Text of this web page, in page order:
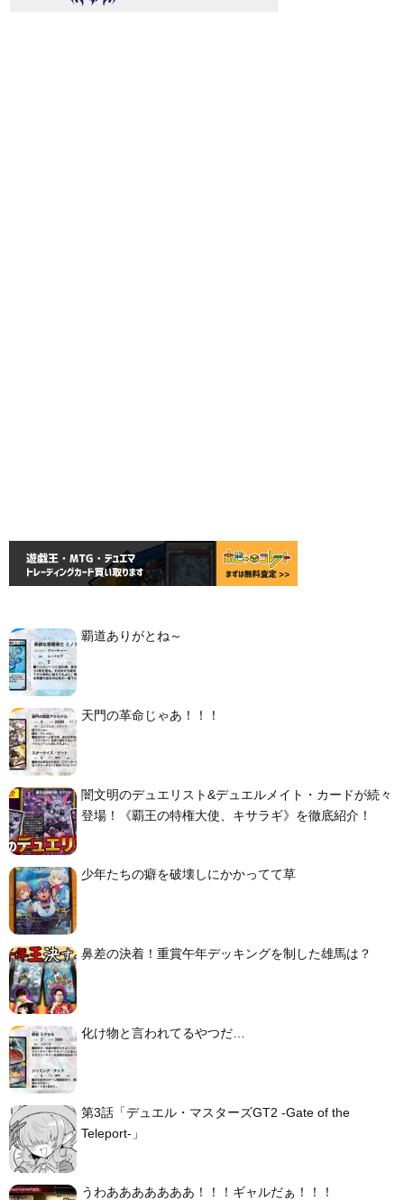
覇道ありがとね～
天門の革命じゃあ！！！
闇文明のデュエリスト&デュエルメイト・カードが続々
登場！《覇王の特権大使、キサラギ》を徹底紹介！
少年たちの癖を破壊しにかかってて草
鼻差の決着！重賞午年デッキングを制した雄馬は？
化け物と言われてるやつだ…
第3話「デュエル・マスターズGT2 -Gate of the
Teleport-」
うわあああああああ！！！ギャルだぁ！！！